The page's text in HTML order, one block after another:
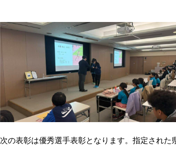
次の表彰は優秀選手表彰となります。指定された